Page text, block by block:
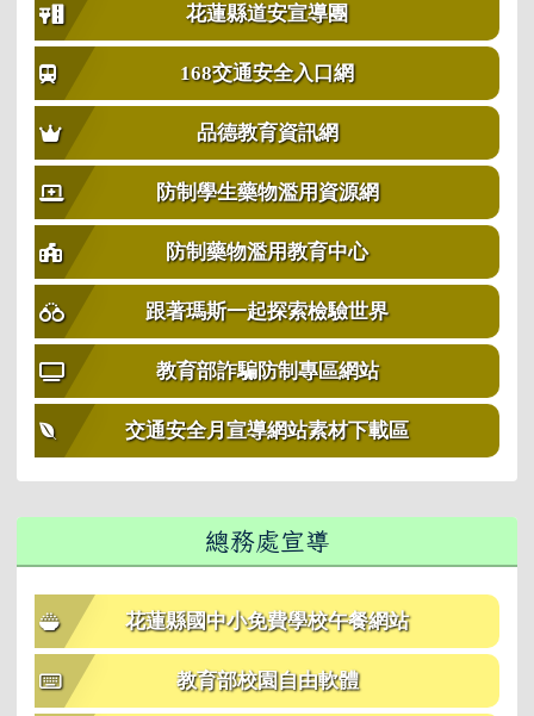
花蓮縣道安宣導團
168交通安全入口網
品德教育資訊網
防制學生藥物濫用資源網
防制藥物濫用教育中心
跟著瑪斯一起探索檢驗世界
教育部詐騙防制專區網站
交通安全月宣導網站素材下載區
總務處宣導
花蓮縣國中小免費學校午餐網站
教育部校園自由軟體